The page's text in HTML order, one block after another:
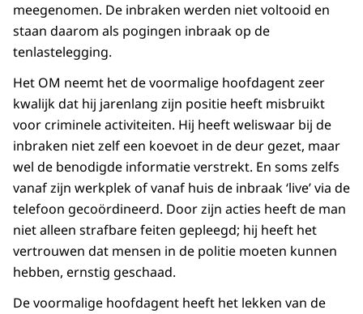
meegenomen. De inbraken werden niet voltooid en
staan daarom als pogingen inbraak op de
tenlastelegging.
Het OM neemt het de voormalige hoofdagent zeer
kwalijk dat hij jarenlang zijn positie heeft misbruikt
voor criminele activiteiten. Hij heeft weliswaar bij de
inbraken niet zelf een koevoet in de deur gezet, maar
wel de benodigde informatie verstrekt. En soms zelfs
vanaf zijn werkplek of vanaf huis de inbraak ‘live’ via de
telefoon gecoördineerd. Door zijn acties heeft de man
niet alleen strafbare feiten gepleegd; hij heeft het
vertrouwen dat mensen in de politie moeten kunnen
hebben, ernstig geschaad.
De voormalige hoofdagent heeft het lekken van de